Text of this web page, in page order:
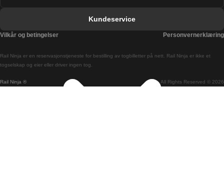
Budapest Prague Tog
Rail Ninja ® All Rights Reserved © 2026
Rail Ninja er en reservasjons­tjeneste for bestilling av togbilletter på nett. Rail Ninja er ikke et
togselskap og eier eller driver ingen tog.
Kundeservice
Vilkår og betingelser Personvernerklæring